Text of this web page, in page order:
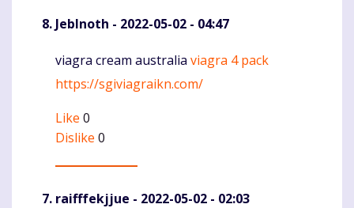
JebInoth - 2022-05-02 - 04:47
Komentaras
viagra cream australia viagra 4 pack
https://sgiviagraikn.com/
Like 0
Dislike 0
raifffekjjue - 2022-05-02 - 02:03